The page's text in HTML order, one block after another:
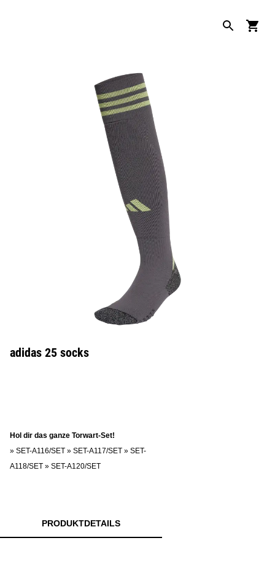
adidas 25 socks
Hol dir das ganze Torwart-Set!
» SET-A116/SET » SET-A117/SET » SET-
A118/SET » SET-A120/SET
PRODUKTDETAILS